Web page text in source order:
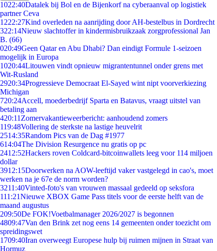
1022:40Datalek bij Bol en de Bijenkorf na cyberaanval op logistiek
partner Ceva
1222:27Kind overleden na aanrijding door AH-bestelbus in Dordrecht
322:14Nieuw slachtoffer in kindermisbruikzaak zorgprofessional Jan
B. (66)
020:49Geen Qatar en Abu Dhabi? Dan eindigt Formule 1-seizoen
mogelijk in Europa
1020:44Litouwen vindt opnieuw migrantentunnel onder grens met
Wit-Rusland
2920:34Progressieve Democraat El-Sayed wint nipt voorverkiezing
Michigan
720:24Accell, moederbedrijf Sparta en Batavus, vraagt uitstel van
betaling aan
420:11 Zomervakantieweerbericht: aanhoudend zomers
119:48Vollering de sterkste na lastige heuvelrit
2514:35Random Pics van de Dag #1977
614:04The Division Resurgence nu gratis op pc
2412:52Hackers roven Coldcard-bitcoinwallets leeg voor 114 miljoen
dollar
3912:15Doorwerken na AOW-leeftijd vaker vastgelegd in cao's, moet
werken na je 67e de norm worden?
3211:40Vinted-foto's van vrouwen massaal gedeeld op seksfora
111:21Nieuwe XBOX Game Pass titels voor de eerste helft van de
maand augustus
209:50De FOK!Voetbalmanager 2026/2027 is begonnen
4809:47Van den Brink zet nog eens 14 gemeenten onder toezicht om
spreidingswet
1709:40Iran overweegt Europese hulp bij ruimen mijnen in Straat van
Hormuz